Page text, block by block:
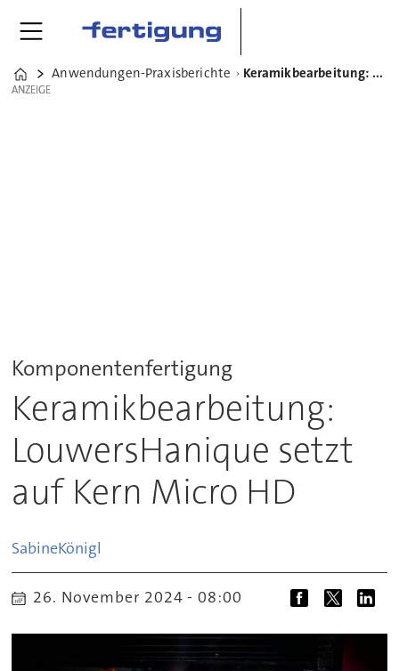
Home
Anwendungen-Praxisberichte Keramikbearbeitung: LouwersHanique setzt auf Kern Micro HD
ANZEIGE
ANZEIGE
Komponentenfertigung
Keramikbearbeitung:
LouwersHanique setzt
auf Kern Micro HD
SabineKönigl
26. November 2024 - 08:00